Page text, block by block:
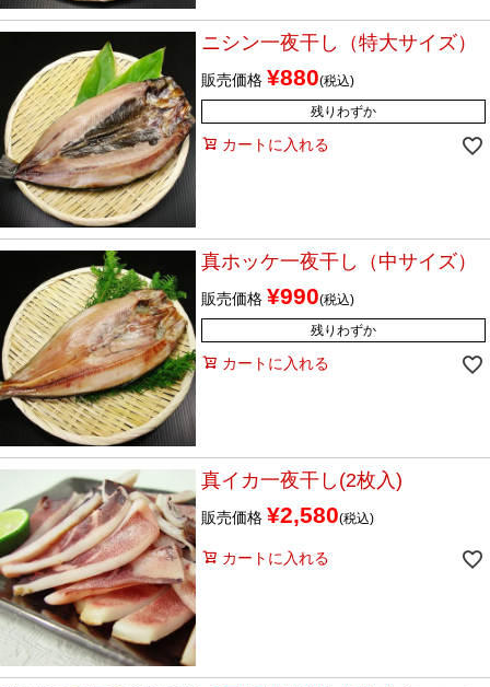
ニシン一夜干し（特大サイズ）
販売価格 ¥880 税込
残りわずか
カートに入れる
真ホッケ一夜干し（中サイズ）
販売価格 ¥990 税込
残りわずか
カートに入れる
真イカ一夜干し(2枚入)
販売価格 ¥2,580 税込
カートに入れる